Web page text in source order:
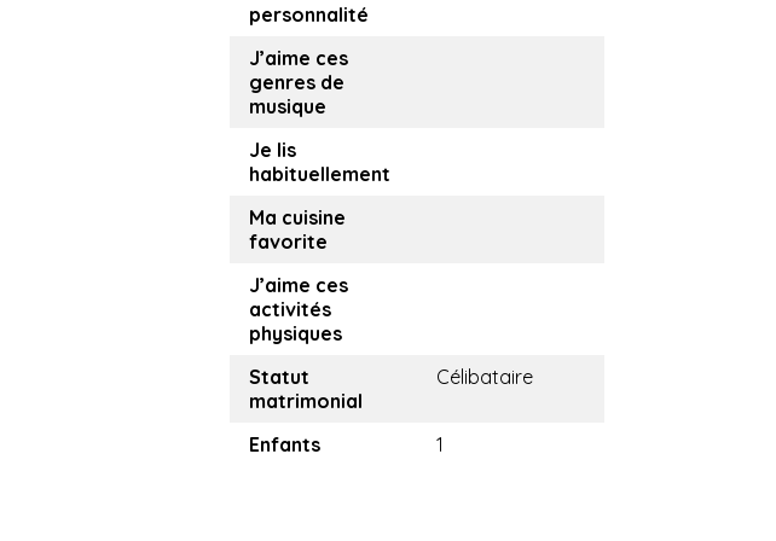
personnalité
J’aime ces
genres de
musique
Je lis
habituellement
Ma cuisine
favorite
J’aime ces
activités
physiques
Statut
matrimonial
Célibataire
Enfants 1